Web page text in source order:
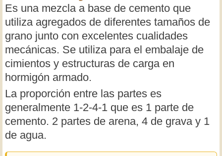
Es una mezcla a base de cemento que
utiliza agregados de diferentes tamaños de
grano junto con excelentes cualidades
mecánicas. Se utiliza para el embalaje de
cimientos y estructuras de carga en
hormigón armado.
La proporción entre las partes es
generalmente 1-2-4-1 que es 1 parte de
cemento. 2 partes de arena, 4 de grava y 1
de agua.